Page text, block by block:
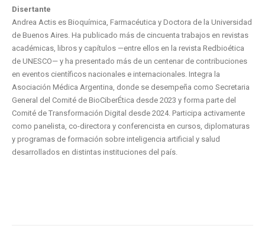
Disertante
Andrea Actis es Bioquímica, Farmacéutica y Doctora de la Universidad
de Buenos Aires. Ha publicado más de cincuenta trabajos en revistas
académicas, libros y capítulos —entre ellos en la revista Redbioética
de UNESCO— y ha presentado más de un centenar de contribuciones
en eventos científicos nacionales e internacionales. Integra la
Asociación Médica Argentina, donde se desempeña como Secretaria
General del Comité de BioCiberÉtica desde 2023 y forma parte del
Comité de Transformación Digital desde 2024. Participa activamente
como panelista, co-directora y conferencista en cursos, diplomaturas
y programas de formación sobre inteligencia artificial y salud
desarrollados en distintas instituciones del país.